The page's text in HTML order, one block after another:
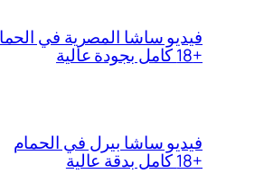
فيديو ساشا المصرية في
+18 كامل بجودة عالية
فيديو ساشا بيرل في الحمام
+18 كامل بدقة عالية